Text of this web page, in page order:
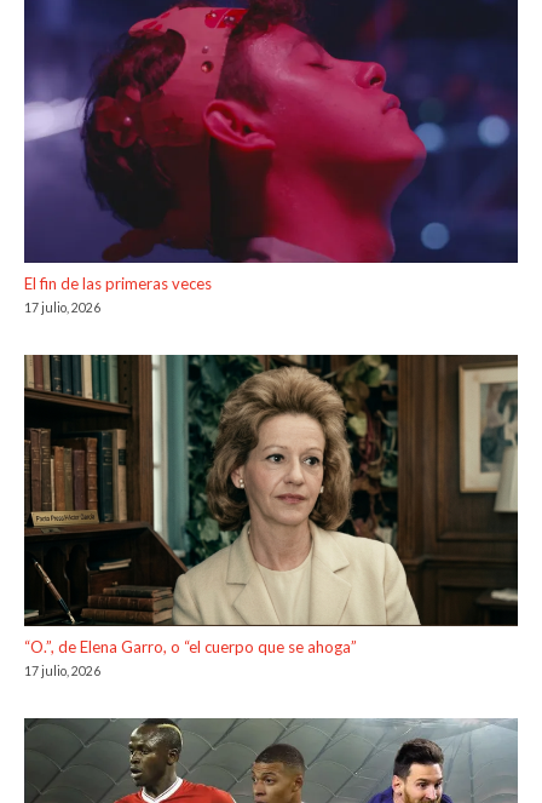
El fin de las primeras veces
17 julio, 2026
“O.”, de Elena Garro, o “el cuerpo que se ahoga”
17 julio, 2026